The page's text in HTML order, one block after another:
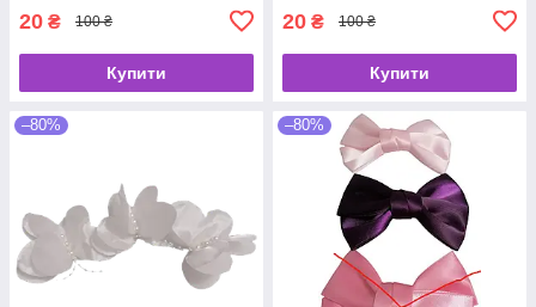
20 ₴ 100 ₴
Купити
20 ₴ 100 ₴
Купити
–80% –80%